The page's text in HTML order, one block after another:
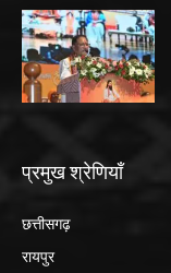
प्रमुख श्रेणियाँ
छत्तीसगढ़
रायपुर